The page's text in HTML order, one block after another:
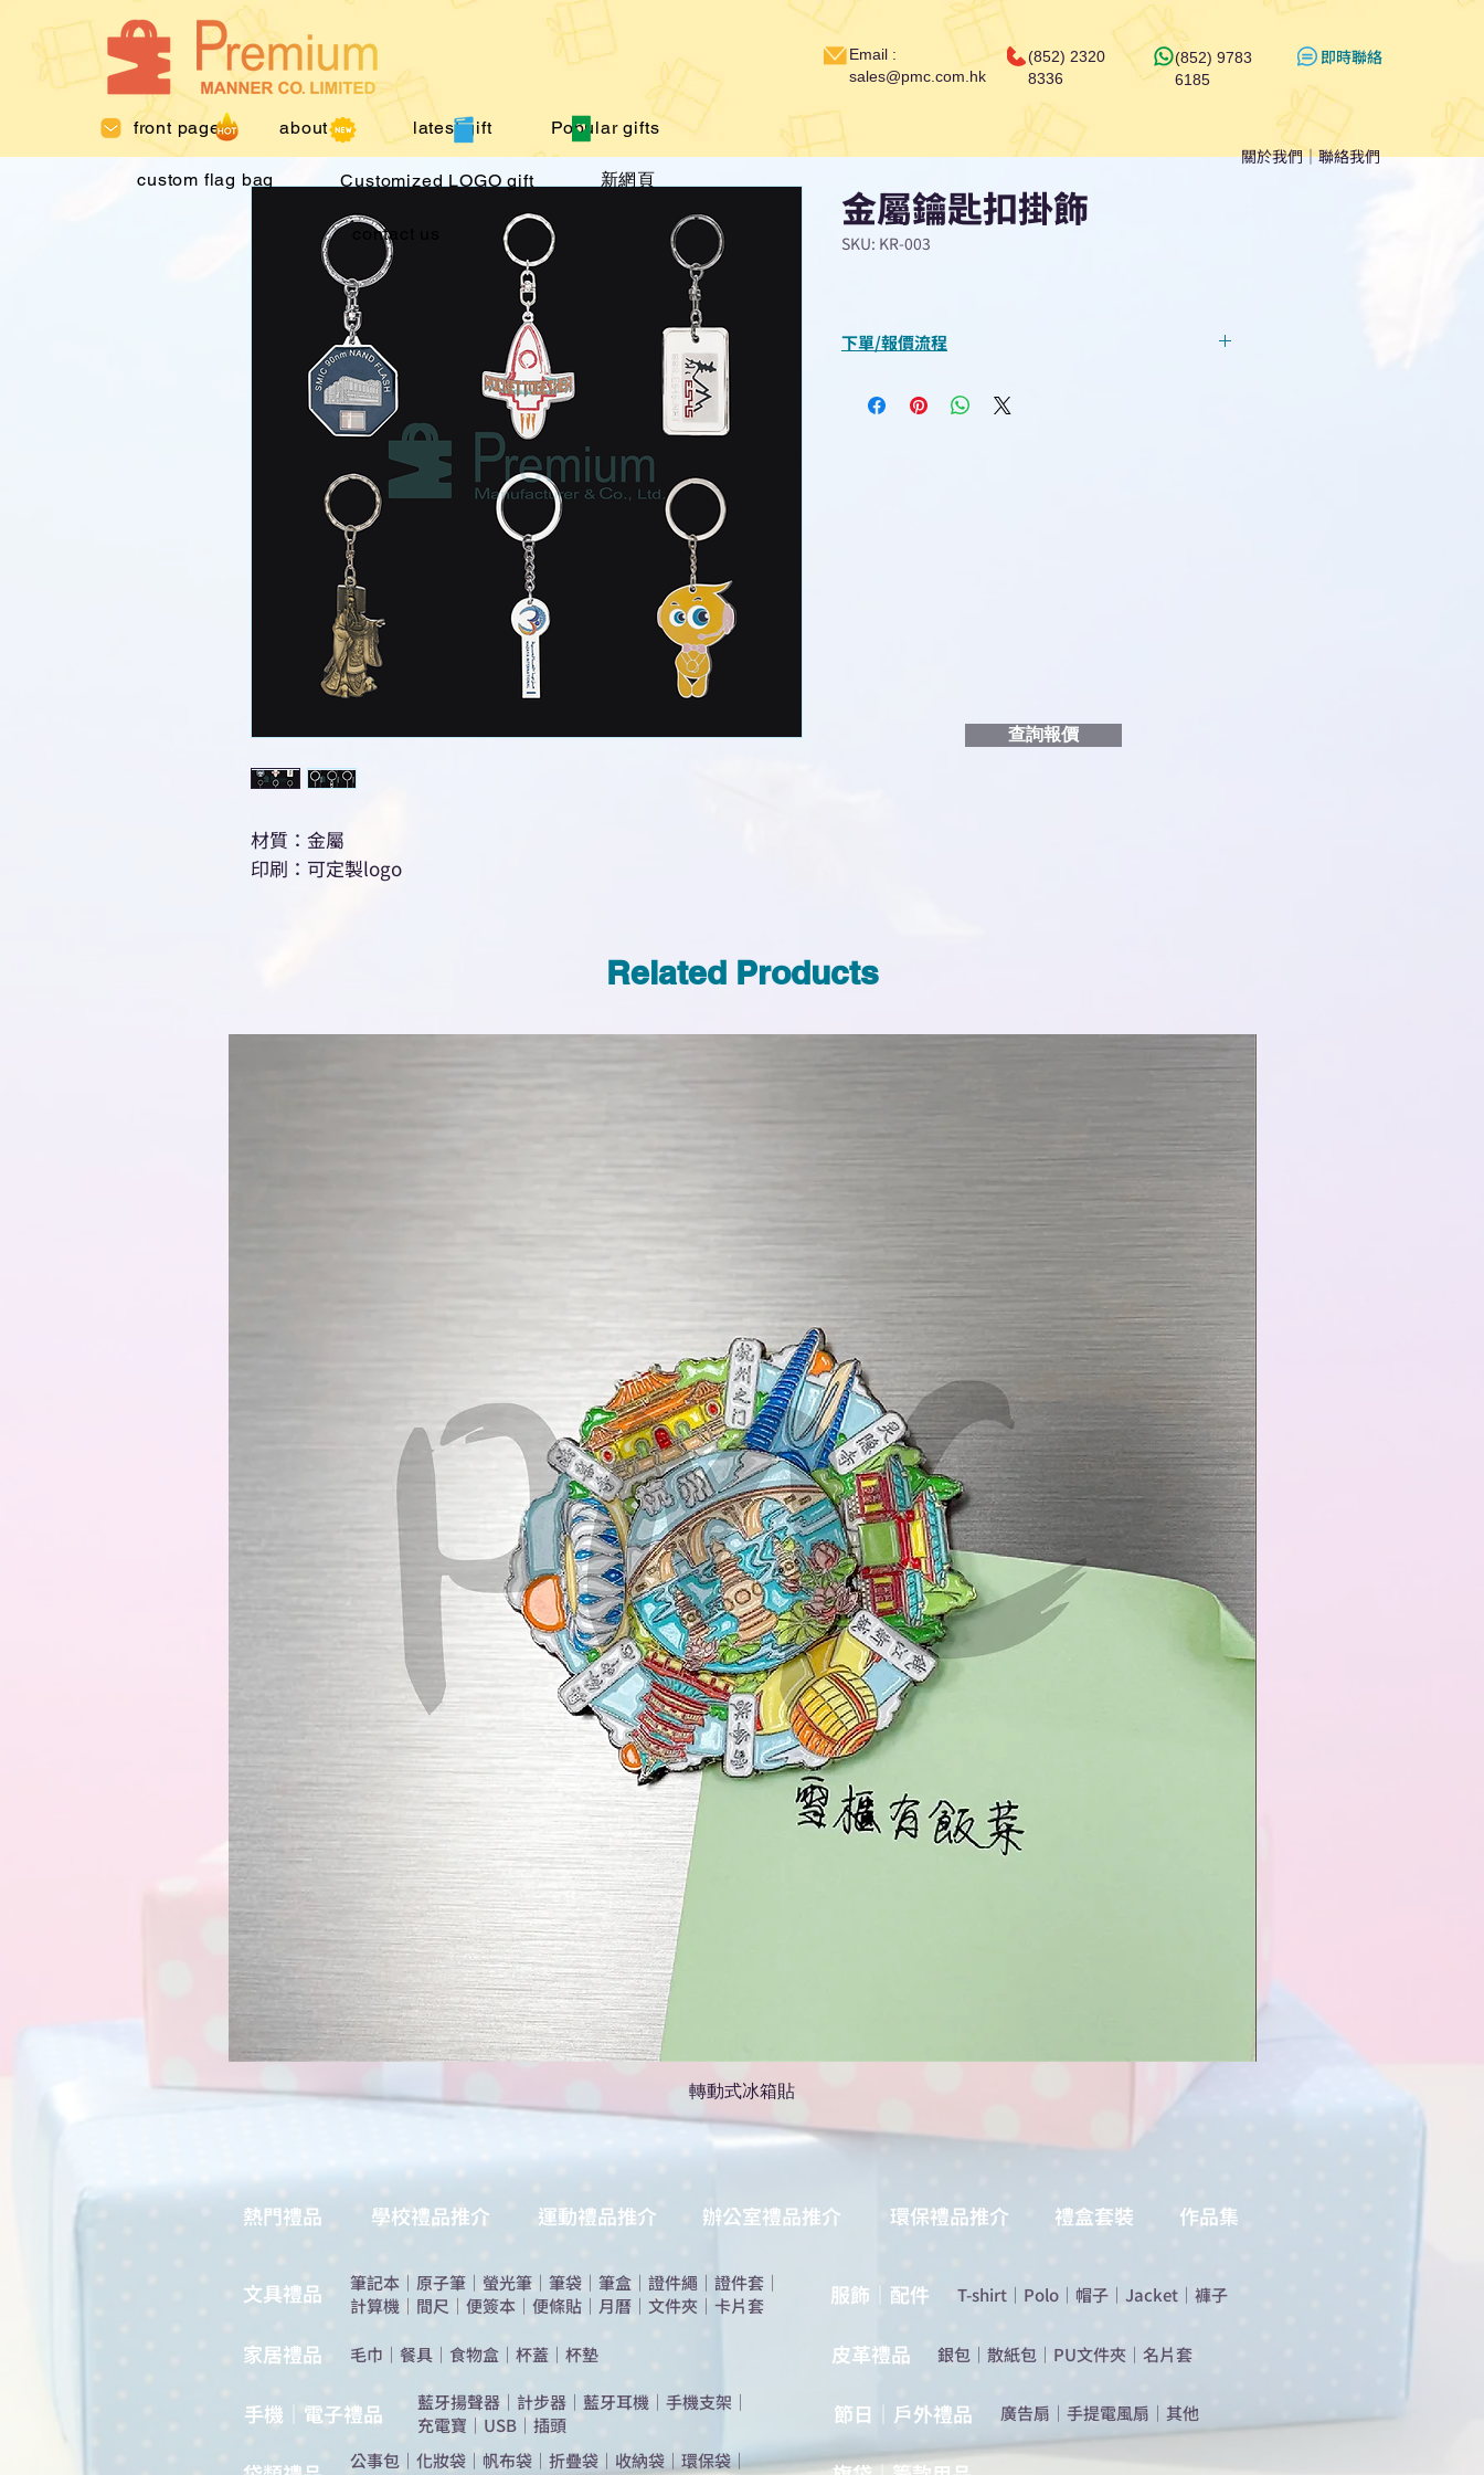
front page about us latest gift Popular gifts
custom flag bag Customized LOGO gift 新網頁
contact us
Email :
sales@pmc.com.hk
(852) 2320
8336
(852) 9783
6185
​即時聯絡
關於我們｜聯絡我們
材質：金屬
印刷：可定製logo
金屬鑰匙扣掛飾
SKU: KR-003
下單/報價流程
查詢或報價”
查詢報價
Related Products
轉動式冰箱貼
熱門禮品 學校禮品推介 運動禮品推介 辦公室禮品推介 環保禮品推介 禮盒套裝 作品集
​文具禮品 筆記本 ｜ 原子筆 ｜ 螢光筆 ｜ 筆袋 ｜ 筆盒 ｜ 證件繩 ｜ 證件套 ｜
計算機 ｜ 間尺 ｜ 便簽本 ｜ 便條貼 ｜ 月曆 ｜ 文件夾 ｜ 卡片套
​家居禮品 ​毛巾 ｜ 餐具 ｜ 食物盒 ｜ 杯蓋 ｜ 杯墊
手機｜電子禮品 ​藍牙揚聲器 ｜ 計步器 ｜ 藍牙耳機 ｜ 手機支架 ｜
充電寶 ｜ USB ｜ 插頭
公事包 ｜ 化妝袋 ｜ 帆布袋 ｜ 折疊袋 ｜ 收納袋 ｜ 環保袋｜
服飾｜配件 T-shirt ｜ Polo ｜ 帽子 ｜ Jacket ｜ 褲子
​皮革禮品 ​銀包 ｜ 散紙包 ｜ PU文件夾 ｜ 名片套
節日｜戶外禮品 ​廣告扇 ｜ 手提電風扇 ｜ 其他